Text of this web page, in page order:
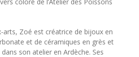
arts, Zoé est créatrice de bijoux en
et de céramiques en grès et
son atelier en Ardèche. Ses